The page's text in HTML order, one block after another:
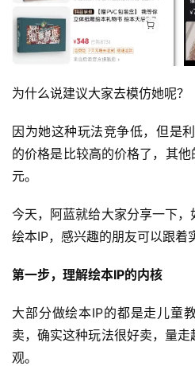
为什么说建议大家去模仿她呢？
因为她这种玩法竞争低，但是
的价格是比较高的价格了，其
元。
今天，阿蓝就给大家分享一下
绘本IP，感兴趣的朋友可以跟着
第一步，理解绘本IP的内核
大部分做绘本IP的都是走儿童
卖，确实这种玩法很好卖，量
观。